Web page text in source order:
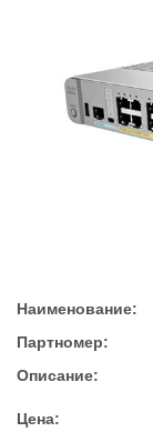
Наименование:
Партномер:
Описание:
Цена: